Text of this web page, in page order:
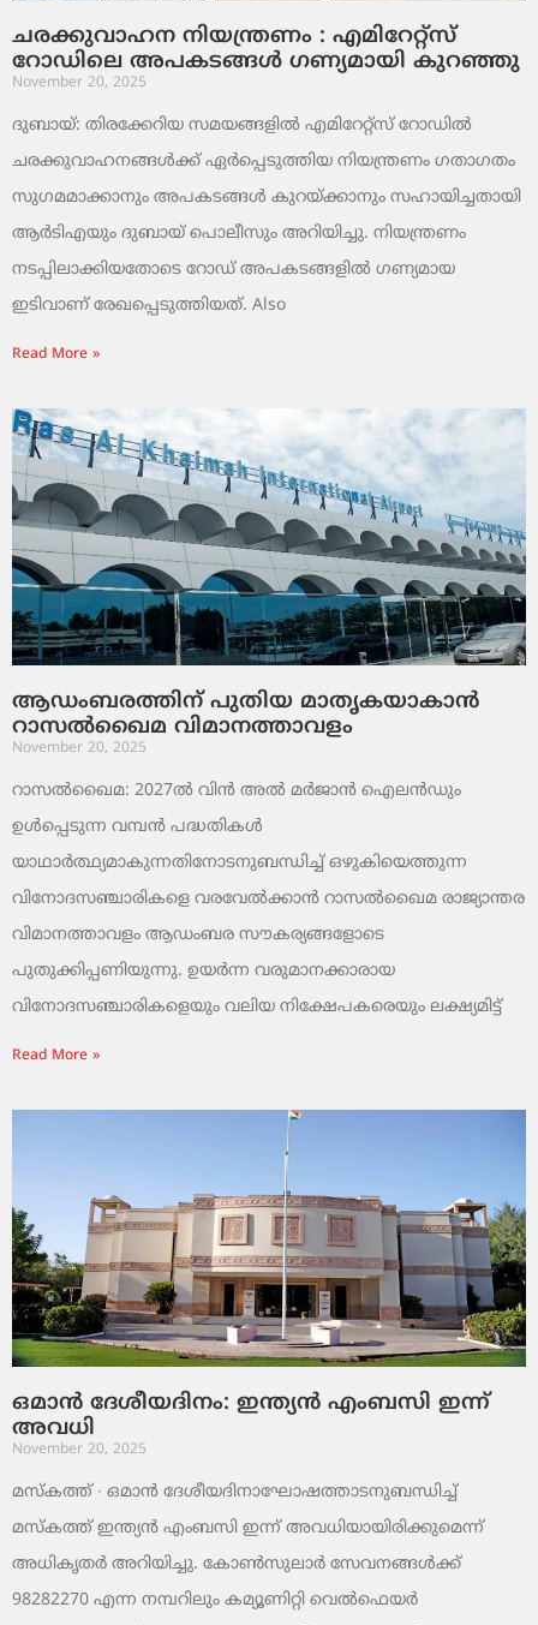
ചരക്കുവാഹന നിയന്ത്രണം : എമിറേറ്റ്സ്
റോഡിലെ അപകടങ്ങൾ ഗണ്യമായി കുറഞ്ഞു
November 20, 2025
ദുബായ്: തിരക്കേറിയ സമയങ്ങളിൽ എമിറേറ്റ്സ് റോഡിൽ
ചരക്കുവാഹനങ്ങൾക്ക് ഏർപ്പെടുത്തിയ നിയന്ത്രണം ഗതാഗതം
സുഗമമാക്കാനും അപകടങ്ങൾ കുറയ്ക്കാനും സഹായിച്ചതായി
ആർടിഎയും ദുബായ് പൊലീസും അറിയിച്ചു. നിയന്ത്രണം
നടപ്പിലാക്കിയതോടെ റോഡ് അപകടങ്ങളിൽ ഗണ്യമായ
ഇടിവാണ് രേഖപ്പെടുത്തിയത്. Also
Read More »
ആഡംബരത്തിന് പുതിയ മാതൃകയാകാൻ
റാസൽഖൈമ വിമാനത്താവളം
November 20, 2025
റാസൽഖൈമ: 2027ൽ വിൻ അൽ മർജാൻ ഐലൻഡും
ഉൾപ്പെടുന്ന വമ്പൻ പദ്ധതികൾ
യാഥാർത്ഥ്യമാകുന്നതിനോടനുബന്ധിച്ച് ഒഴുകിയെത്തുന്ന
വിനോദസഞ്ചാരികളെ വരവേൽക്കാൻ റാസൽഖൈമ രാജ്യാന്തര
വിമാനത്താവളം ആഡംബര സൗകര്യങ്ങളോടെ
പുതുക്കിപ്പണിയുന്നു. ഉയർന്ന വരുമാനക്കാരായ
വിനോദസഞ്ചാരികളെയും വലിയ നിക്ഷേപകരെയും ലക്ഷ്യമിട്ട്
Read More »
ഒമാൻ ദേശീയദിനം: ഇന്ത്യൻ എംബസി ഇന്ന്
അവധി
November 20, 2025
മസ്‌കത്ത് ∙ ഒമാൻ ദേശീയദിനാഘോഷത്താടനുബന്ധിച്ച്
മസ്‌കത്ത് ഇന്ത്യൻ എംബസി ഇന്ന് അവധിയായിരിക്കുമെന്ന്
അധികൃതർ അറിയിച്ചു. കോൺസുലാർ സേവനങ്ങൾക്ക്
98282270 എന്ന നമ്പറിലും കമ്യൂണിറ്റി വെൽഫെയർ